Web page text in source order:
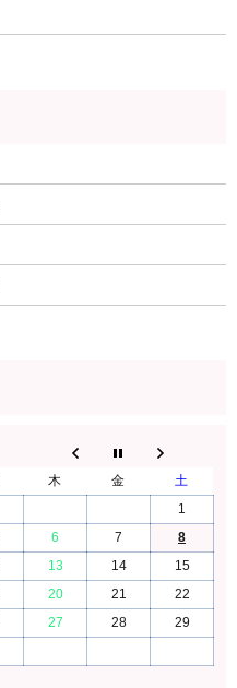
木 金
土
1
6 7
8
13 14
15
20 21
22
27 28
29